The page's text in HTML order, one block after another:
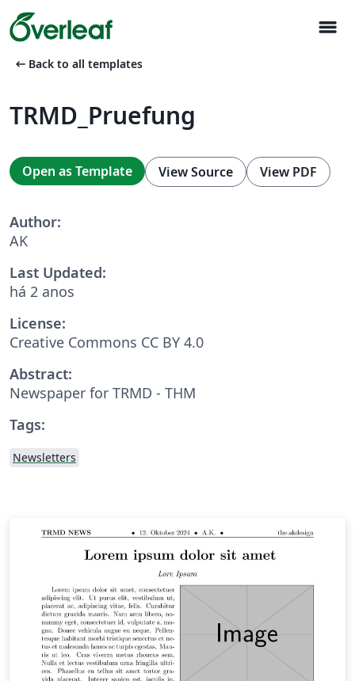
menu
arrow_left_alt Back to all templates
TRMD_Pruefung
Open as Template View Source View PDF
Author:
AK
Last Updated:
há 2 anos
License:
Creative Commons CC BY 4.0
Abstract:
Newspaper for TRMD - THM
Tags:
Newsletters